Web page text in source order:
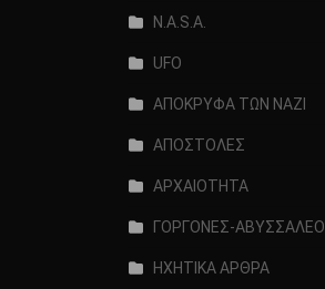
N.A.S.A.
UFO
ΑΠΟΚΡΥΦΑ ΤΩΝ ΝΑΖΙ
ΑΠΟΣΤΟΛΕΣ
ΑΡΧΑΙΟΤΗΤΑ
ΓΟΡΓΟΝΕΣ-ΑΒΥΣΣΑΛΕΟΙ
ΗΧΗΤΙΚΑ ΑΡΘΡΑ